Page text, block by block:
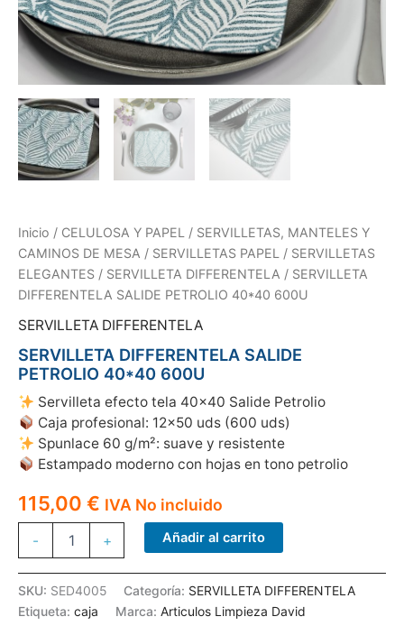
Inicio / CELULOSA Y PAPEL / SERVILLETAS, MANTELES Y
CAMINOS DE MESA / SERVILLETAS PAPEL / SERVILLETAS
ELEGANTES / SERVILLETA DIFFERENTELA / SERVILLETA
DIFFERENTELA SALIDE PETROLIO 40*40 600U
SERVILLETA DIFFERENTELA
SERVILLETA DIFFERENTELA SALIDE
PETROLIO 40*40 600U
Servilleta efecto tela 40×40 Salide Petrolio
Caja profesional: 12×50 uds (600 uds)
Spunlace 60 g/m²: suave y resistente
Estampado moderno con hojas en tono petrolio
115,00 € IVA No incluido
-
DIFFERENTELA
PETROLIO
600U
+ Añadir al carrito
SKU: SED4005 Categoría: SERVILLETA DIFFERENTELA
Etiqueta: caja Marca: Articulos Limpieza David